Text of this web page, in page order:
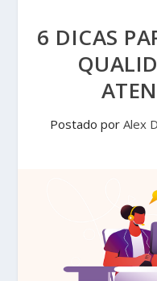
6 DICAS
Postado por Alex